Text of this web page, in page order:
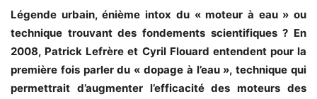
Légende urbain, énième intox du « moteur à eau » ou
technique trouvant des fondements scientifiques ? En
2008, Patrick Lefrère et Cyril Flouard entendent pour la
première fois parler du « dopage à l’eau », technique qui
permettrait d’augmenter l’efficacité des moteurs des